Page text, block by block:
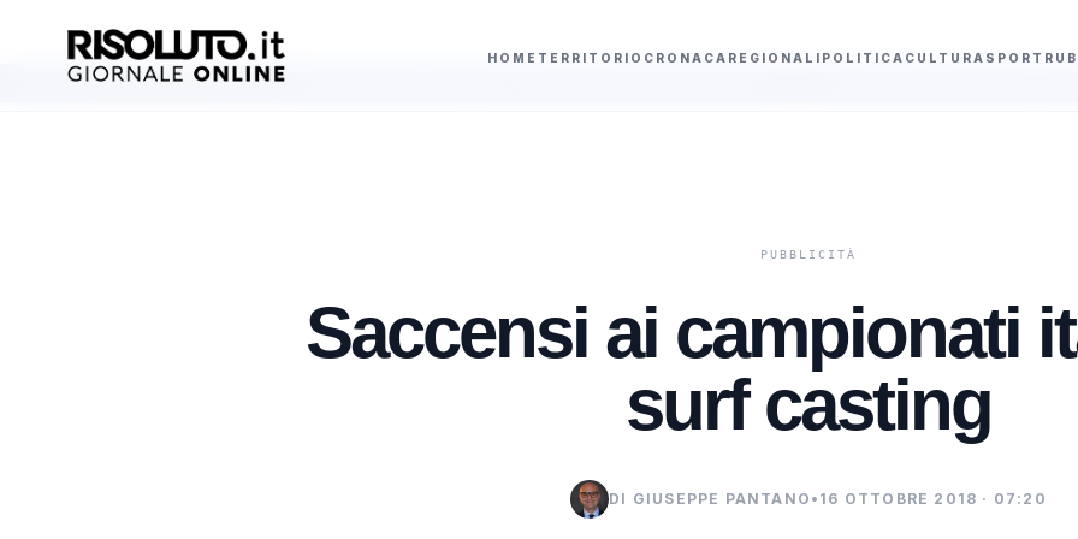
HOME TERRITORIO CRONACA REGIONALI POLITICA CULTURA SPORT
AGGIORNAMENTI
e solidarietà Il natante affondato a Maragani, accertamenti del Circomare di Sciacca
Saccensi ai campionati
surf casting
DI GIUSEPPE PANTANO • 16 OTTOBRE 2018 · 07:20